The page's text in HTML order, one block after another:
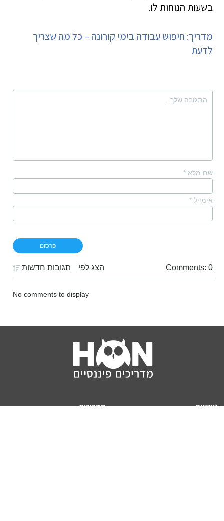
בשעות הנוחות לו.
מדריך: חיפוש עבודה בימי קורונה – כל מה שצריך
לדעת
שם מלא *
אימייל *
Comments: 0 הצג לפי תגובות חדשות
No comments to display
נושאים
מדריכים